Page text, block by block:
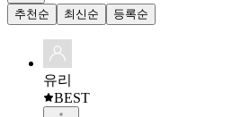
추천순
최신순 등록순
유리
BEST